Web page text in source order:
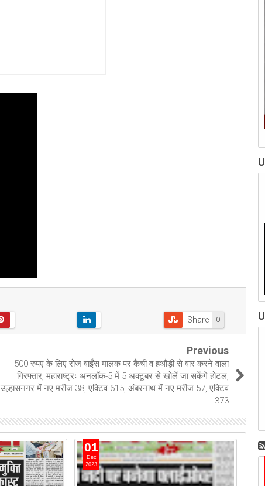
0
Share
Previous
500 रुपए के लिए रोज वाईंस मालक पर कैंची व हथौड़ी से वार करने वाला
गिरफ्तार, महाराष्ट्रः अनलाॅक-5 में 5 अक्टूबर से खोलें जा सकेंगे होटल,
उल्हासनगर में नए मरीज 38, एक्टिव 615, अंबरनाथ में नए मरीज 57, एक्टिव
373
01
Dec
2023